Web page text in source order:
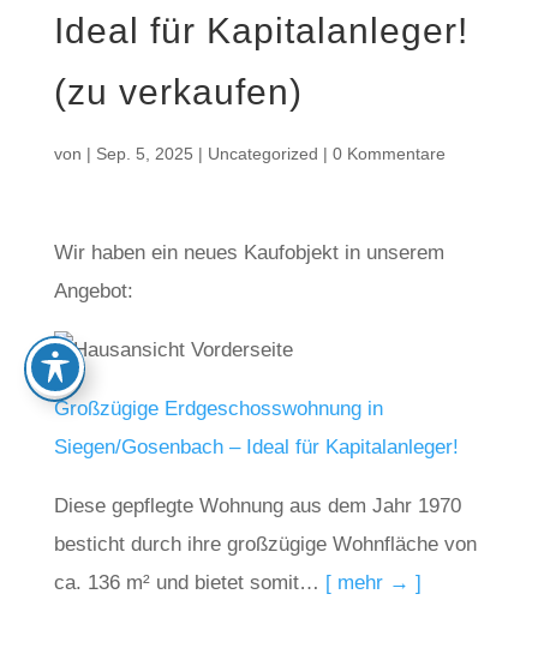
Ideal für Kapitalanleger!
(zu verkaufen)
von | Sep. 5, 2025 | Uncategorized | 0 Kommentare
Wir haben ein neues Kaufobjekt in unserem
Angebot:
Großzügige Erdgeschosswohnung in
Siegen/Gosenbach – Ideal für Kapitalanleger!
Diese gepflegte Wohnung aus dem Jahr 1970
besticht durch ihre großzügige Wohnfläche von
ca. 136 m² und bietet somit… [ mehr → ]